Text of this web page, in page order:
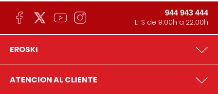
944 943 444
L-S de 9:00h a 22:00h
EROSKI
ATENCION AL CLIENTE